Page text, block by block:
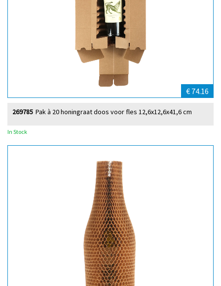
€ 74.16
Pak à 20 honingraat doos voor fles 12,6x12,6x41,6 cm
269785
In Stock